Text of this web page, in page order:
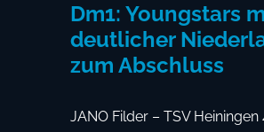
Dm1: Youngstars
deutlicher
zum Abschluss
JANO Filder – TSV Heiningen